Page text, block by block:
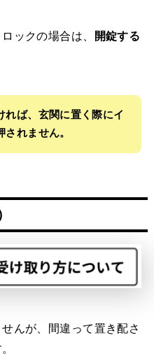
ックの場合は、
開錠する
れば、玄関に置く際にイ
されません。
んが、間違って置き配さ